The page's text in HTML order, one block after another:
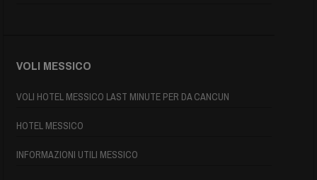
VOLI MESSICO
VOLI HOTEL MESSICO LAST MINUTE PER DA CANCUN
HOTEL MESSICO
INFORMAZIONI UTILI MESSICO